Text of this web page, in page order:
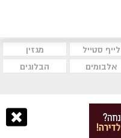
לייף סטייל
מגזין
אלבומים
הבלוגים